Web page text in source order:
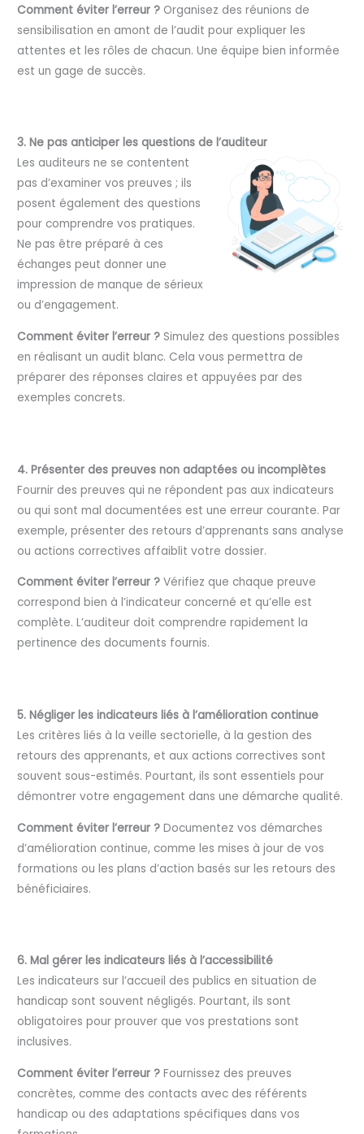
Comment éviter l’erreur ? Organisez des réunions de
sensibilisation en amont de l’audit pour expliquer les
attentes et les rôles de chacun. Une équipe bien informée
est un gage de succès.
3. Ne pas anticiper les questions de l’auditeur
Les auditeurs ne se contentent
pas d’examiner vos preuves ; ils
posent également des questions
pour comprendre vos pratiques.
Ne pas être préparé à ces
échanges peut donner une
impression de manque de sérieux
ou d’engagement.
Comment éviter l’erreur ? Simulez des questions possibles
en réalisant un audit blanc. Cela vous permettra de
préparer des réponses claires et appuyées par des
exemples concrets.
4. Présenter des preuves non adaptées ou incomplètes
Fournir des preuves qui ne répondent pas aux indicateurs
ou qui sont mal documentées est une erreur courante. Par
exemple, présenter des retours d’apprenants sans analyse
ou actions correctives affaiblit votre dossier.
Comment éviter l’erreur ? Vérifiez que chaque preuve
correspond bien à l’indicateur concerné et qu’elle est
complète. L’auditeur doit comprendre rapidement la
pertinence des documents fournis.
5. Négliger les indicateurs liés à l’amélioration continue
Les critères liés à la veille sectorielle, à la gestion des
retours des apprenants, et aux actions correctives sont
souvent sous-estimés. Pourtant, ils sont essentiels pour
démontrer votre engagement dans une démarche qualité.
Comment éviter l’erreur ? Documentez vos démarches
d’amélioration continue, comme les mises à jour de vos
formations ou les plans d’action basés sur les retours des
bénéficiaires.
6. Mal gérer les indicateurs liés à l’accessibilité
Les indicateurs sur l’accueil des publics en situation de
handicap sont souvent négligés. Pourtant, ils sont
obligatoires pour prouver que vos prestations sont
inclusives.
Comment éviter l’erreur ? Fournissez des preuves
concrètes, comme des contacts avec des référents
handicap ou des adaptations spécifiques dans vos